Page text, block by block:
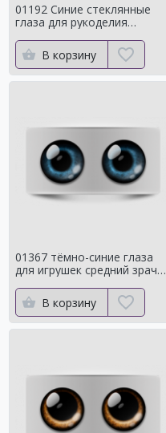
01192 Синие стеклянные
глаза для рукоделия
кукол В корзину
01367 тёмно-синие глаза
для игрушек средний зрачок
В корзину